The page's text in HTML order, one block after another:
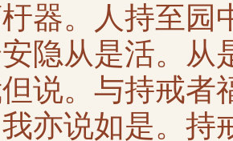
器。人持至园
隐从是活。从
说。与持戒者
亦说如是。持